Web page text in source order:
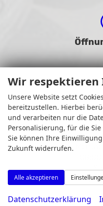
Wir respektieren
Unsere Website setzt
bereitzustellen. Hierbei
und verarbeiten nur die
Personalisierung, für die
Sie können Ihre
Zukunft widerrufen.
Alle akzeptieren
Datenschutzerklärung